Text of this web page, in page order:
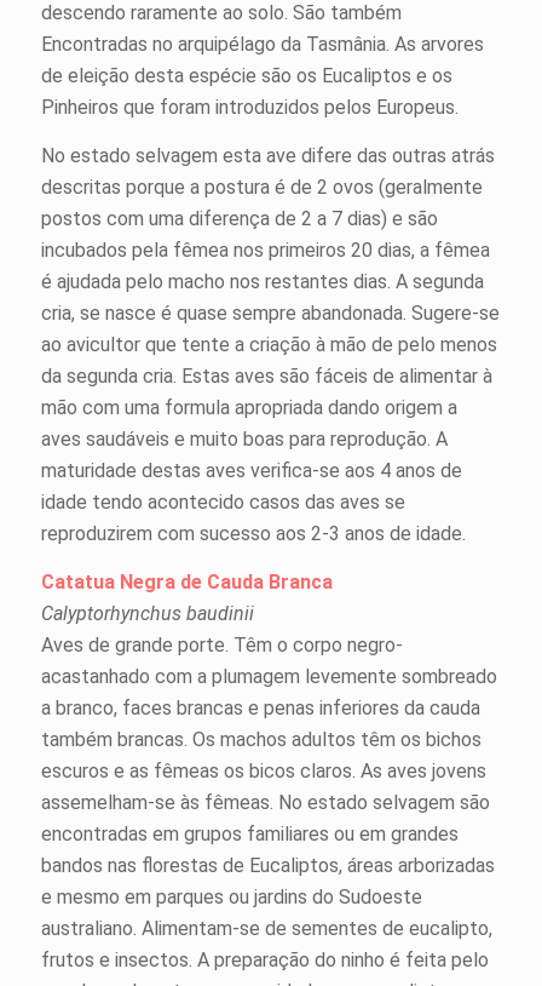
descendo raramente ao solo. São também
Encontradas no arquipélago da Tasmânia. As arvores
de eleição desta espécie são os Eucaliptos e os
Pinheiros que foram introduzidos pelos Europeus.
No estado selvagem esta ave difere das outras atrás
descritas porque a postura é de 2 ovos (geralmente
postos com uma diferença de 2 a 7 dias) e são
incubados pela fêmea nos primeiros 20 dias, a fêmea
é ajudada pelo macho nos restantes dias. A segunda
cria, se nasce é quase sempre abandonada. Sugere-se
ao avicultor que tente a criação à mão de pelo menos
da segunda cria. Estas aves são fáceis de alimentar à
mão com uma formula apropriada dando origem a
aves saudáveis e muito boas para reprodução. A
maturidade destas aves verifica-se aos 4 anos de
idade tendo acontecido casos das aves se
reproduzirem com sucesso aos 2-3 anos de idade.
Catatua Negra de Cauda Branca
Calyptorhynchus baudinii
Aves de grande porte. Têm o corpo negro-
acastanhado com a plumagem levemente sombreado
a branco, faces brancas e penas inferiores da cauda
também brancas. Os machos adultos têm os bichos
escuros e as fêmeas os bicos claros. As aves jovens
assemelham-se às fêmeas. No estado selvagem são
encontradas em grupos familiares ou em grandes
bandos nas florestas de Eucaliptos, áreas arborizadas
e mesmo em parques ou jardins do Sudoeste
australiano. Alimentam-se de sementes de eucalipto,
frutos e insectos. A preparação do ninho é feita pelo